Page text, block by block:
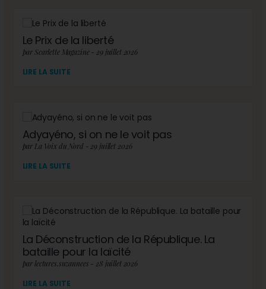
Le Prix de la liberté
par Scarlette Magazine - 29 juillet 2026
LIRE LA SUITE
Adyayéno, si on ne le voit pas
par La Voix du Nord - 29 juillet 2026
LIRE LA SUITE
La Déconstruction de la République. La
bataille pour la laïcité
par lectures.suzannees - 28 juillet 2026
LIRE LA SUITE